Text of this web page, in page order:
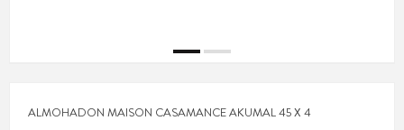
ALMOHADON MAISON CASAMANCE AKUMAL 45 X 4